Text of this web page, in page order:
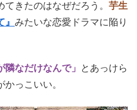
きたのはなぜだろう。 芋生
』 みたいな恋愛ドラマに陥り
隣なだけなんで」
とあっけら
っこいい。